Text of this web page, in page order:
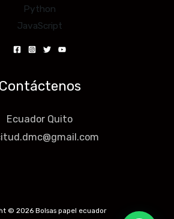
Python
JavaScript
Contáctenos
Ecuador Quito
© 2026 Bolsas papel ecuador